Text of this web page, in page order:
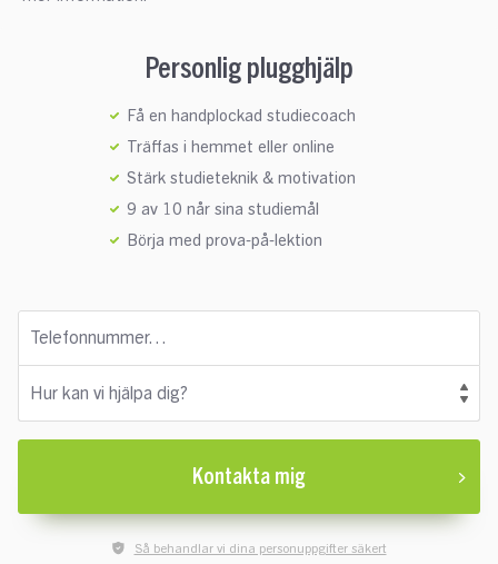
Personlig plugghjälp
Få en handplockad studiecoach
Träffas i hemmet eller online
Stärk studieteknik & motivation
9 av 10 når sina studiemål
Börja med prova-på-lektion
Telefonnummer…
Hur kan vi hjälpa dig?
Kontakta mig
Så behandlar vi dina personuppgifter säkert